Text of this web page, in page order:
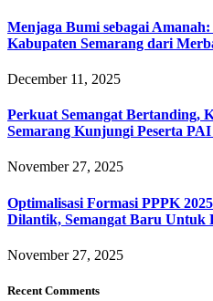
Menjaga Bumi sebagai
Kabupaten Semarang dari
December 11, 2025
Perkuat Semangat Bertanding,
Semarang Kunjungi Peserta
November 27, 2025
Optimalisasi Formasi PPPK
Dilantik, Semangat Baru Untuk
November 27, 2025
Recent Comments